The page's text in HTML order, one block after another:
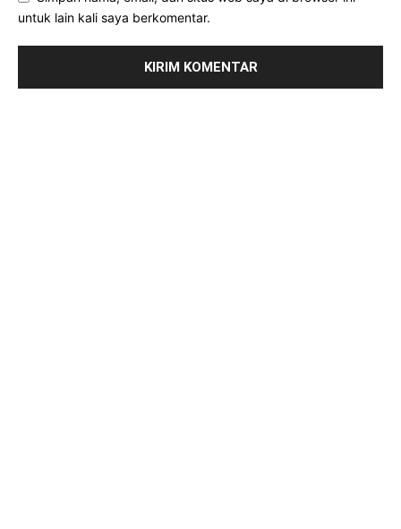
untuk lain kali saya berkomentar.